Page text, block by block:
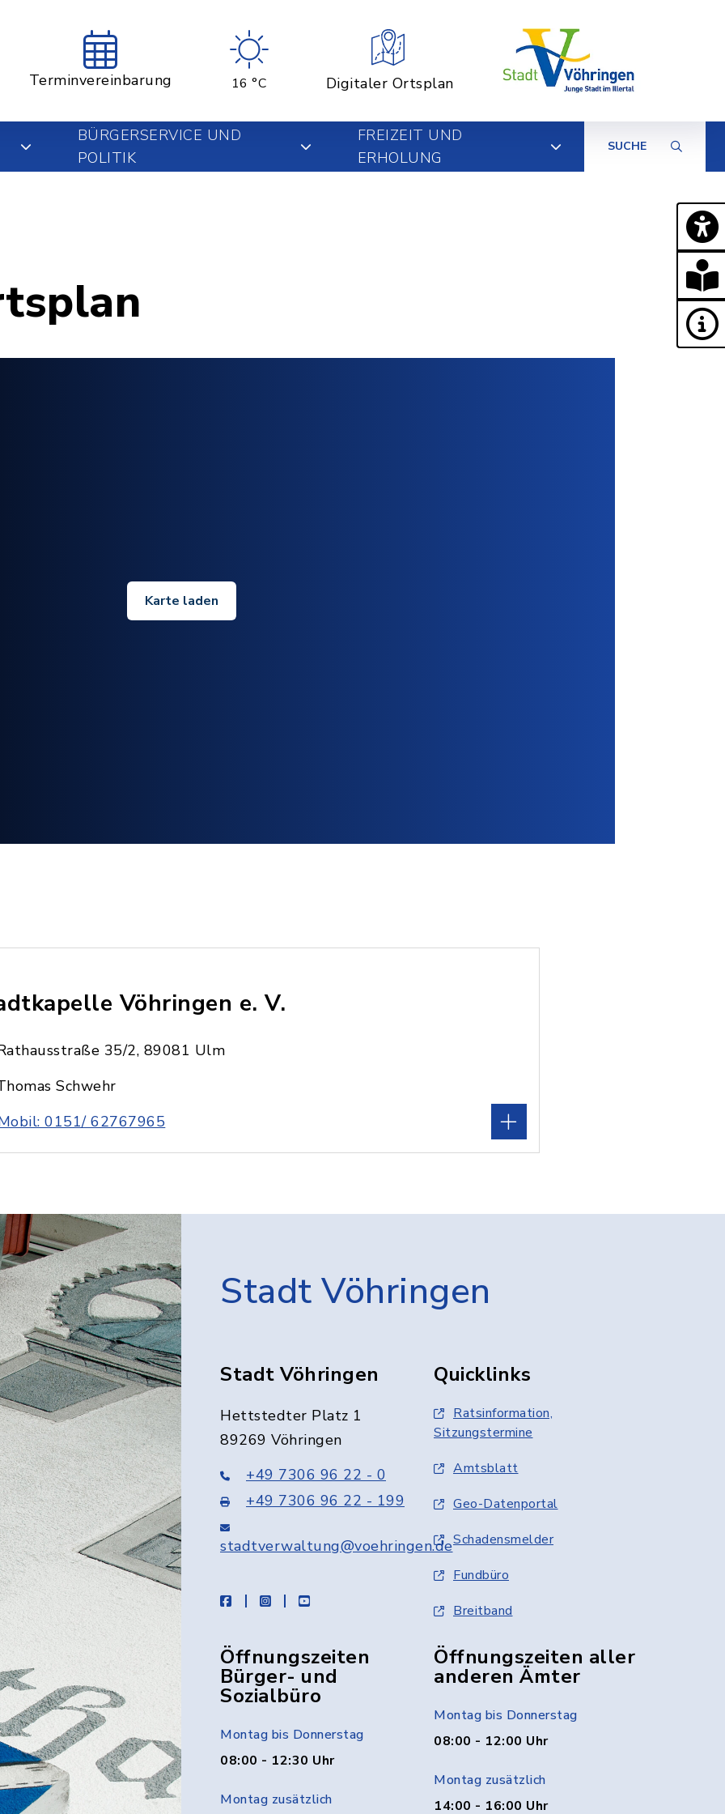
Terminvereinbarung 16 °C Digitaler Ortsplan
BÜRGERSERVICE UND
POLITIK
FREIZEIT UND
ERHOLUNG
SUCHE
Karte laden
Vöhringen e. V.
35/2, 89081 Ulm
Schwehr
0151/ 62767965
Stadt Vöhringen
Stadt Vöhringen
Hettstedter Platz 1
89269 Vöhringen
+49 7306 96 22 - 0
+49 7306 96 22 - 199
stadtverwaltung@voehringen.de
facebookinstagramyoutube
Quicklinks
Ratsinformation,
Sitzungstermine
Amtsblatt
Geo-Datenportal
Schadensmelder
Fundbüro
Breitband
Öffnungszeiten
Bürger- und
Sozialbüro
Montag bis Donnerstag
08:00 - 12:30 Uhr
Montag zusätzlich
Öffnungszeiten aller
anderen Ämter
Montag bis Donnerstag
08:00 - 12:00 Uhr
Montag zusätzlich
14:00 - 16:00 Uhr